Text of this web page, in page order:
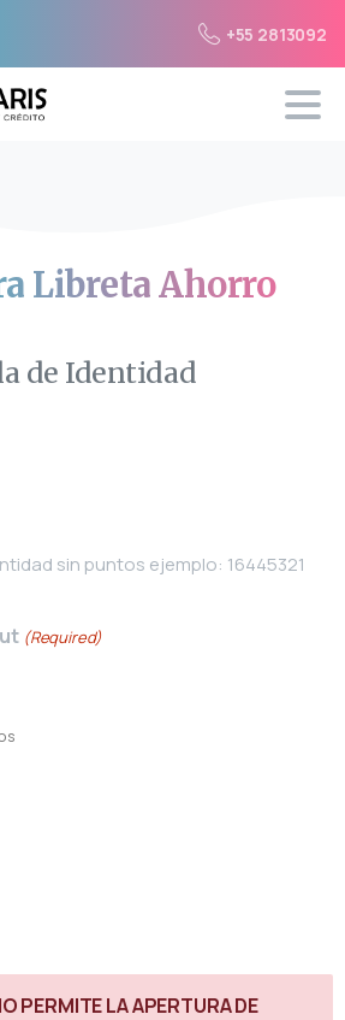
+55 2813092
Libreta Ahorro
de Identidad
sin puntos ejemplo: 16445321
(Required)
PERMITE LA APERTURA DE